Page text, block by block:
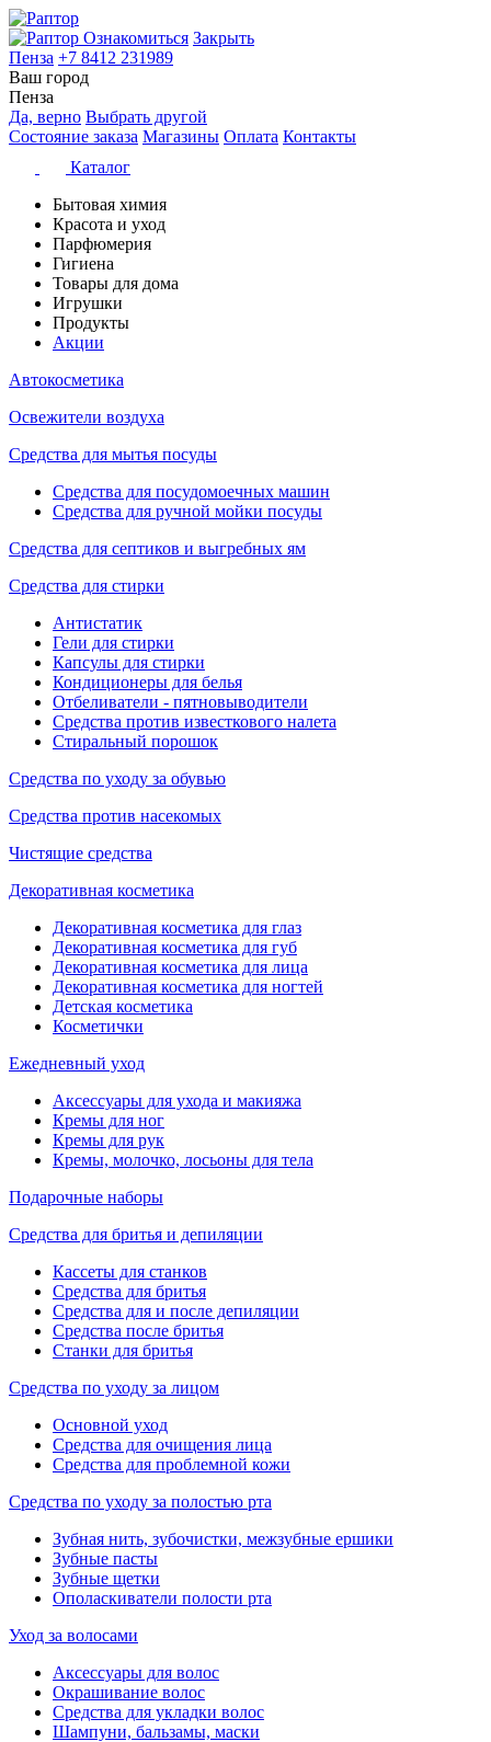
Ознакомиться Закрыть
Пенза +7 8412 231989
Ваш город
Пенза
Да, верно Выбрать другой
Состояние заказа Магазины Оплата Контакты
Каталог
Бытовая химия
Красота и уход
Парфюмерия
Гигиена
Товары для дома
Игрушки
Продукты
Акции
Автокосметика
Освежители воздуха
Средства для мытья посуды
Средства для посудомоечных машин
Средства для ручной мойки посуды
Средства для септиков и выгребных ям
Средства для стирки
Антистатик
Гели для стирки
Капсулы для стирки
Кондиционеры для белья
Отбеливатели - пятновыводители
Средства против известкового налета
Стиральный порошок
Средства по уходу за обувью
Средства против насекомых
Чистящие средства
Декоративная косметика
Декоративная косметика для глаз
Декоративная косметика для губ
Декоративная косметика для лица
Декоративная косметика для ногтей
Детская косметика
Косметички
Ежедневный уход
Аксессуары для ухода и макияжа
Кремы для ног
Кремы для рук
Кремы, молочко, лосьоны для тела
Подарочные наборы
Средства для бритья и депиляции
Кассеты для станков
Средства для бритья
Средства для и после депиляции
Средства после бритья
Станки для бритья
Средства по уходу за лицом
Основной уход
Средства для очищения лица
Средства для проблемной кожи
Средства по уходу за полостью рта
Зубная нить, зубочистки, межзубные ершики
Зубные пасты
Зубные щетки
Ополаскиватели полости рта
Уход за волосами
Аксессуары для волос
Окрашивание волос
Средства для укладки волос
Шампуни, бальзамы, маски